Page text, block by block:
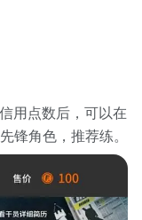
用点数后，可以在
锋角色，推荐练。